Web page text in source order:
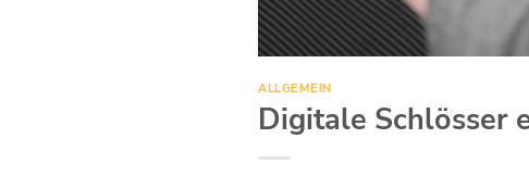
ALLGEMEIN
Digitale Schlösser